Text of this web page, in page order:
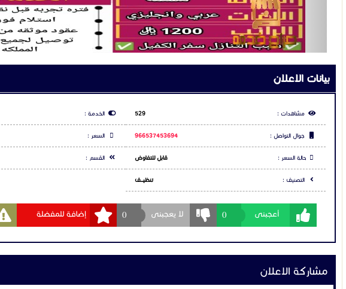
للتواصل واتساب 966537453694
بيانات الاعلان
مشاهدات : 529 الخدمة :
جوال التواصل : 966537453694 السعر :
حالة السعر : قابل للتفاوض القسم :
التصنيف : تنظيــــف
أعجبنى 0 لا يعجبنى 0 إضافة للمفضلة
مشاركة الاعلان